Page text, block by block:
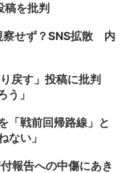
稿を批判
察せず？SNS拡散 内
戻す」投稿に批判
う」
「戦前回帰路線」と
ない」
報告への中傷にあき